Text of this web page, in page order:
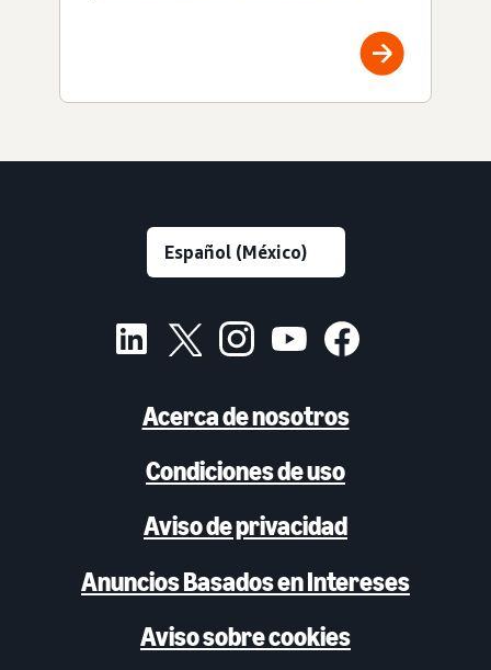
Acerca de nosotros
Condiciones de uso
Aviso de privacidad
Anuncios Basados en Intereses
Aviso sobre cookies